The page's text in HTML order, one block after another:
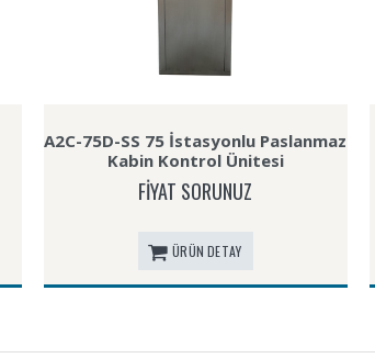
A2C-75D-SS 75 İstasyonlu Paslanmaz
Kabin Kontrol Ünitesi
FİYAT SORUNUZ
ÜRÜN DETAY